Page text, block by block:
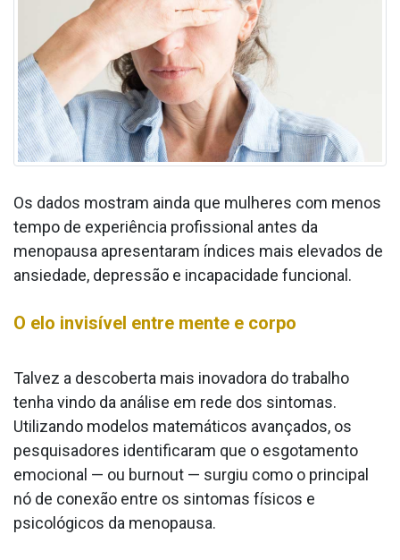
Os dados mostram ainda que mulheres com menos
tempo de experiência profissional antes da
menopausa apresentaram índices mais elevados de
ansiedade, depressão e incapacidade funcional.
O elo invisível entre mente e corpo
Talvez a descoberta mais inovadora do trabalho
tenha vindo da análise em rede dos sintomas.
Utilizando modelos matemáticos avançados, os
pesquisadores identificaram que o esgotamento
emocional — ou burnout — surgiu como o principal
nó de conexão entre os sintomas físicos e
psicológicos da menopausa.